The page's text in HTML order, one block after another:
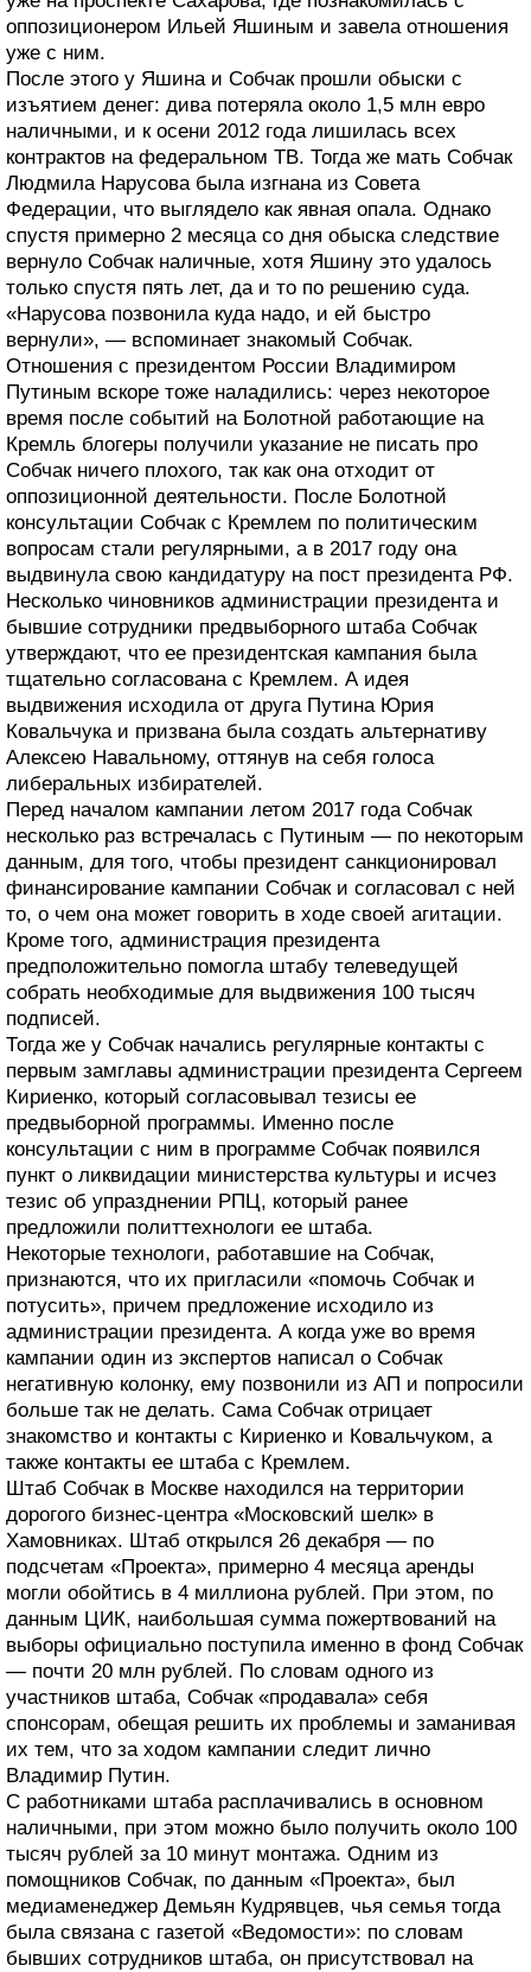
оппозиционером Ильей Яшиным и завела отношения
уже с ним.
После этого у Яшина и Собчак прошли обыски с
изъятием денег: дива потеряла около 1,5 млн евро
наличными, и к осени 2012 года лишилась всех
контрактов на федеральном ТВ. Тогда же мать Собчак
Людмила Нарусова была изгнана из Совета
Федерации, что выглядело как явная опала. Однако
спустя примерно 2 месяца со дня обыска следствие
вернуло Собчак наличные, хотя Яшину это удалось
только спустя пять лет, да и то по решению суда.
«Нарусова позвонила куда надо, и ей быстро
вернули», — вспоминает знакомый Собчак.
Отношения с президентом России Владимиром
Путиным вскоре тоже наладились: через некоторое
время после событий на Болотной работающие на
Кремль блогеры получили указание не писать про
Собчак ничего плохого, так как она отходит от
оппозиционной деятельности. После Болотной
консультации Собчак с Кремлем по политическим
вопросам стали регулярными, а в 2017 году она
выдвинула свою кандидатуру на пост президента РФ.
Несколько чиновников администрации президента и
бывшие сотрудники предвыборного штаба Собчак
утверждают, что ее президентская кампания была
тщательно согласована с Кремлем. А идея
выдвижения исходила от друга Путина Юрия
Ковальчука и призвана была создать альтернативу
Алексею Навальному, оттянув на себя голоса
либеральных избирателей.
Перед началом кампании летом 2017 года Собчак
несколько раз встречалась с Путиным — по некоторым
данным, для того, чтобы президент санкционировал
финансирование кампании Собчак и согласовал с ней
то, о чем она может говорить в ходе своей агитации.
Кроме того, администрация президента
предположительно помогла штабу телеведущей
собрать необходимые для выдвижения 100 тысяч
подписей.
Тогда же у Собчак начались регулярные контакты с
первым замглавы администрации президента Сергеем
Кириенко, который согласовывал тезисы ее
предвыборной программы. Именно после
консультации с ним в программе Собчак появился
пункт о ликвидации министерства культуры и исчез
тезис об упразднении РПЦ, который ранее
предложили политтехнологи ее штаба.
Некоторые технологи, работавшие на Собчак,
признаются, что их пригласили «помочь Собчак и
потусить», причем предложение исходило из
администрации президента. А когда уже во время
кампании один из экспертов написал о Собчак
негативную колонку, ему позвонили из АП и попросили
больше так не делать. Сама Собчак отрицает
знакомство и контакты с Кириенко и Ковальчуком, а
также контакты ее штаба с Кремлем.
Штаб Собчак в Москве находился на территории
дорогого бизнес-центра «Московский шелк» в
Хамовниках. Штаб открылся 26 декабря — по
подсчетам «Проекта», примерно 4 месяца аренды
могли обойтись в 4 миллиона рублей. При этом, по
данным ЦИК, наибольшая сумма пожертвований на
выборы официально поступила именно в фонд Собчак
— почти 20 млн рублей. По словам одного из
участников штаба, Собчак «продавала» себя
спонсорам, обещая решить их проблемы и заманивая
их тем, что за ходом кампании следит лично
Владимир Путин.
С работниками штаба расплачивались в основном
наличными, при этом можно было получить около 100
тысяч рублей за 10 минут монтажа. Одним из
помощников Собчак, по данным «Проекта», был
медиаменеджер Демьян Кудрявцев, чья семья тогда
была связана с газетой «Ведомости»: по словам
бывших сотрудников штаба, он присутствовал на